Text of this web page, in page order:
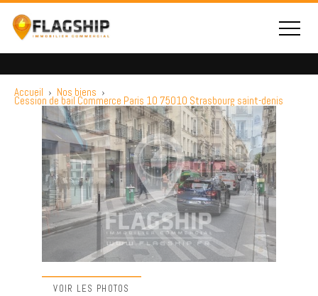
Accueil › Nos biens ›
Cession de bail Commerce Paris 10 75010 Strasbourg saint-denis
VOIR LES PHOTOS